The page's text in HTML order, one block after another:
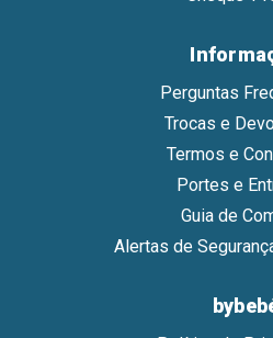
Perguntas
Trocas e
Termos e
Portes e
Guia de
Alertas de